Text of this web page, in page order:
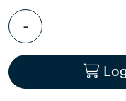
-
Forskaling
Tjenester
Prosjekter